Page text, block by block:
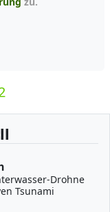
Drohne
Tsunami